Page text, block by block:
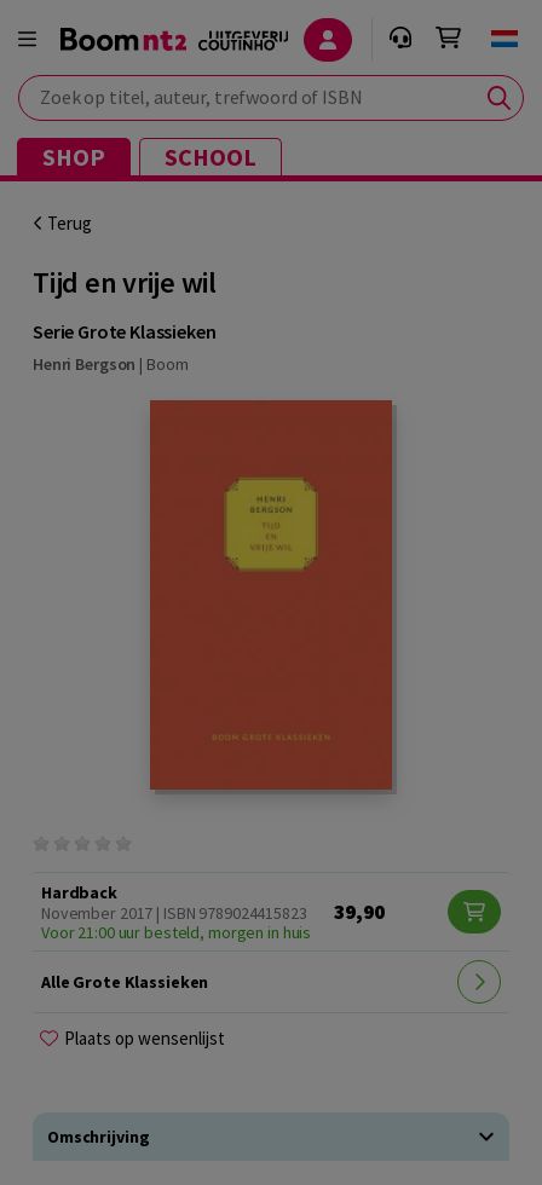
Zoek op titel, auteur, trefwoord of ISBN
SHOP SCHOOL
Terug
Tijd en vrije wil
Serie Grote Klassieken
Henri Bergson | Boom
Hardback
November 2017 | ISBN 9789024415823
Voor 21:00 uur besteld, morgen in huis
39,90
Alle Grote Klassieken
Plaats op wensenlijst
Omschrijving